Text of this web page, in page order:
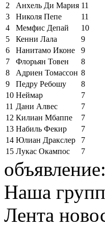
2
Анхель Ди Мария 11
3
Николя Пепе
11
4
Мемфис Депай
10
5
Кенни Лала
9
6
Нанитамо Иконе
9
7
Флорьян Товен
8
8
Адриен Томассон 8
9
Педру Ребошу
8
10 Неймар
7
11 Дани Алвес
7
12 Килиан Мбаппе
7
13 Набиль Фекир
7
14 Юлиан Дракслер
7
15 Лукас Окампос 7
объявление:
Наша
Лента